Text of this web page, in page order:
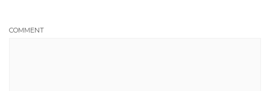
COMMENT